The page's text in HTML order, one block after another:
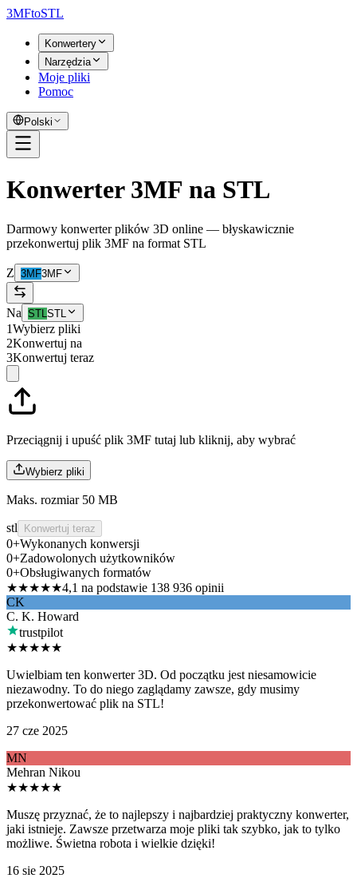
3MFtoSTL
Konwertery
Narzędzia
Moje pliki
Pomoc
Polski
Konwerter 3MF na STL
Darmowy konwerter plików 3D online — błyskawicznie
przekonwertuj plik 3MF na format STL
Z 3MF3MF
Na STL STL
1Wybierz pliki
2Konwertuj na
3Konwertuj teraz
Przeciągnij i upuść plik 3MF tutaj lub kliknij, aby wybrać
Wybierz pliki
Maks. rozmiar 50 MB
stl Konwertuj teraz
0+Wykonanych konwersji
0+Zadowolonych użytkowników
0+Obsługiwanych formatów
★★★★★4,1 na podstawie 138 936 opinii
CK
C. K. Howard
trustpilot
★★★★★
Uwielbiam ten konwerter 3D. Od początku jest niesamowicie
niezawodny. To do niego zaglądamy zawsze, gdy musimy
przekonwertować plik na STL!
27 cze 2025
MN
Mehran Nikou
★★★★★
Muszę przyznać, że to najlepszy i najbardziej praktyczny konwerter,
jaki istnieje. Zawsze przetwarza moje pliki tak szybko, jak to tylko
możliwe. Świetna robota i wielkie dzięki!
16 sie 2025